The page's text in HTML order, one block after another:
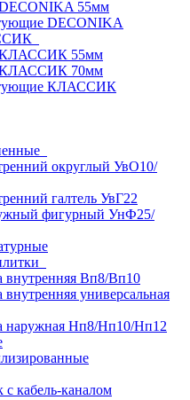
55мм
DECONIKA
КЛАССИК 55мм
КЛАССИК 70мм
КЛАССИК
округлый УвО10/
галтель УвГ22
фигурный УнФ25/
внутренняя Вп8/Вп10
внутренняя универсальная
наружная Нп8/Нп10/Нп12
кабель-каналом